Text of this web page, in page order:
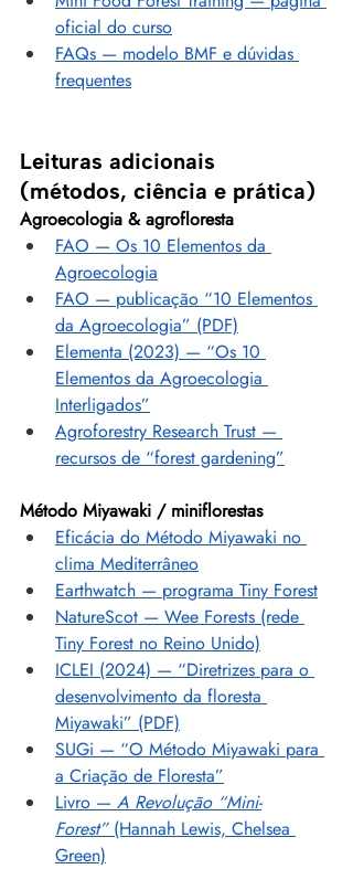
oficial do curso
FAQs — modelo BMF e dúvidas
frequentes
Leituras adicionais
(métodos, ciência e prática)
Agroecologia & agrofloresta
FAO — Os 10 Elementos da
Agroecologia
FAO — publicação “10 Elementos
da Agroecologia” (PDF)
Elementa (2023) — “Os 10
Elementos da Agroecologia
Interligados”
Agroforestry Research Trust —
recursos de “forest gardening”
Método Miyawaki / miniflorestas
Eficácia do Método Miyawaki no
clima Mediterrâneo
Earthwatch — programa Tiny Forest
NatureScot — Wee Forests (rede
Tiny Forest no Reino Unido)
ICLEI (2024) — “Diretrizes para o
desenvolvimento da floresta
Miyawaki” (PDF)
SUGi — “O Método Miyawaki para
a Criação de Floresta”
Livro — A Revolução “Mini-
Forest” (Hannah Lewis, Chelsea
Green)